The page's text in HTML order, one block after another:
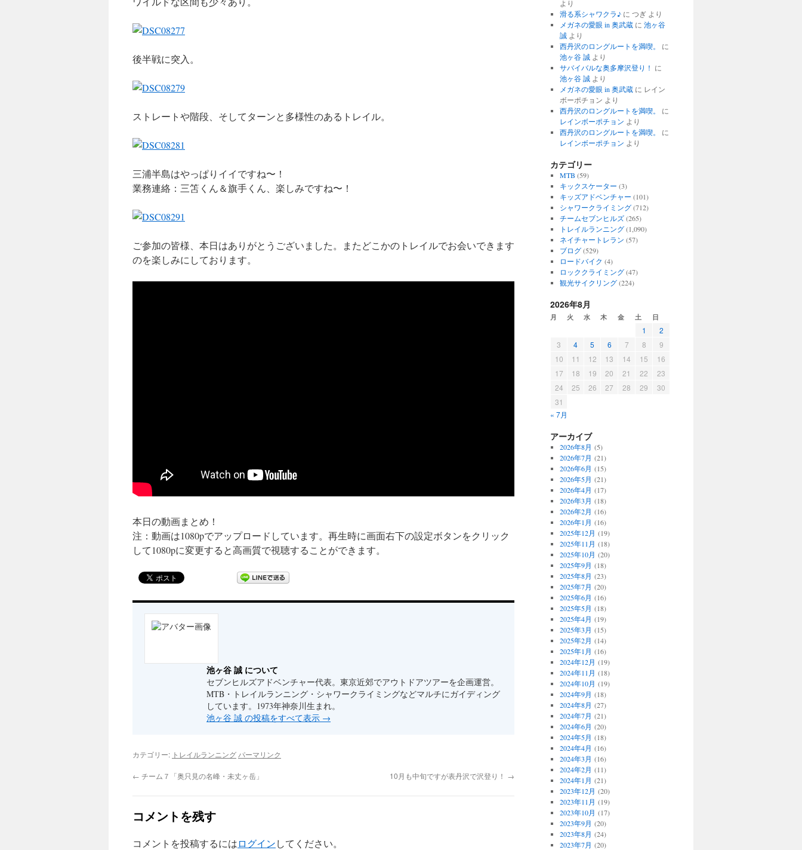
後半戦に突入。
ストレートや階段、そしてターンと多様性のあるトレイル。
三浦半島はやっぱりイイですね〜！
業務連絡：三笘くん＆旗手くん、楽しみですね〜！
ご参加の皆様、本日はありがとうございました。またどこかのトレイルでお会いできます
のを楽しみにしております。
本日の動画まとめ！
注：動画は1080pでアップロードしています。再生時に画面右下の設定ボタンをクリック
して1080pに変更すると高画質で視聴することができます。
池ヶ谷 誠 について
セブンヒルズアドベンチャー代表。東京近郊でアウトドアツアーを企画運営。
MTB・トレイルランニング・シャワークライミングなどマルチにガイディング
しています。1973年神奈川生まれ。
池ヶ谷 誠 の投稿をすべて表示 →
カテゴリー: トレイルランニング パーマリンク
← チーム７「奥只見の名峰・未丈ヶ岳」 10月も中旬ですが表丹沢で沢登り！ →
コメントを残す
コメントを投稿するにはログインしてください。
より
滑る系シャワクラ♪に つぎより
メガネの愛眼 in 奥武蔵に 池ヶ谷
誠より
西丹沢のロングルートを満喫。
に
池ヶ谷 誠より
サバイバルな奥多摩沢登り！ に
池ヶ谷 誠より
メガネの愛眼 in 奥武蔵に レイン
ボーポチョン より
西丹沢のロングルートを満喫。
に
レインボーポチョン より
西丹沢のロングルートを満喫。
に
レインボーポチョン より
カテゴリー
MTB (59)
キックスケーター (3)
キッズアドベンチャー (101)
シャワークライミング(712)
チームセブンヒルズ(265)
トレイルランニング(1,090)
ネイチャートレラン (57)
ブログ(529)
ロードバイク (4)
ロッククライミング(47)
観光サイクリング(224)
2026年8月
月 火 水 木 金 土 日
1
2
3
4 5 6 7 8
9
10
11 12 13 14 15
16
17
18 19 20 21 22
23
24
25 26 27 28 29
30
31
« 7月
アーカイブ
2026年8月 (5)
2026年7月 (21)
2026年6月 (15)
2026年5月 (21)
2026年4月 (17)
2026年3月 (18)
2026年2月 (16)
2026年1月 (16)
2025年12月 (19)
2025年11月 (18)
2025年10月 (20)
2025年9月 (18)
2025年8月 (23)
2025年7月 (20)
2025年6月 (16)
2025年5月 (18)
2025年4月 (19)
2025年3月 (15)
2025年2月 (14)
2025年1月 (16)
2024年12月 (19)
2024年11月 (18)
2024年10月 (19)
2024年9月 (18)
2024年8月 (27)
2024年7月 (21)
2024年6月 (20)
2024年5月 (18)
2024年4月 (16)
2024年3月 (16)
2024年2月 (11)
2024年1月 (21)
2023年12月 (20)
2023年11月 (19)
2023年10月 (17)
2023年9月 (20)
2023年8月 (24)
2023年7月 (20)